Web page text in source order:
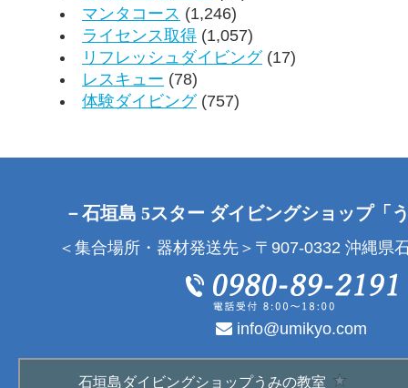
マンタコース (1,246)
ライセンス取得 (1,057)
リフレッシュダイビング(17)
レスキュー (78)
体験ダイビング(757)
－石垣島 5スター ダイビングショップ「
＜集合場所・器材発送先＞〒907-0332 沖縄県
info@umikyo.com